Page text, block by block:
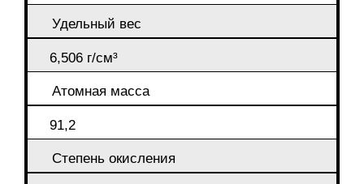
Удельный вес
6,506 г/см³
Атомная масса
91,2
Степень окисления